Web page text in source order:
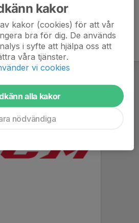
kakor
kakor (cookies) för att vår
bra för dig. De används
i syfte att hjälpa oss att
våra tjänster.
vi cookies
alla kakor
nödvändiga